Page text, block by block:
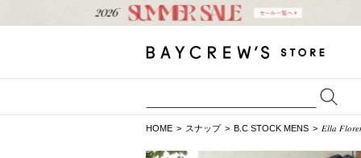
HOME スナップ B.C STOCK MENS 𝐸𝑙𝑙𝑎